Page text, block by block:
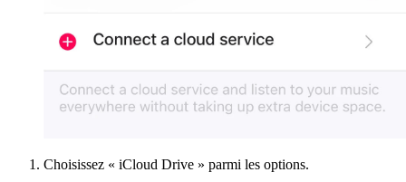
Choisissez « iCloud Drive » parmi les options.